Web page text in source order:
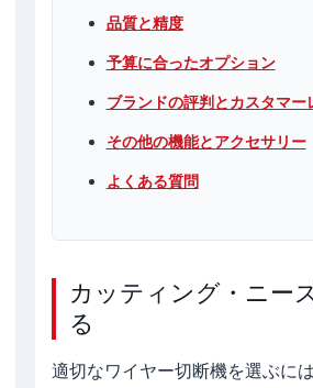
品質と精度
予算に合ったオプション
ブランドの評判とカスタマー
その他の機能とアクセサリー
よくある質問
カッティング・ニー
る
適切なワイヤー切断機を選ぶに